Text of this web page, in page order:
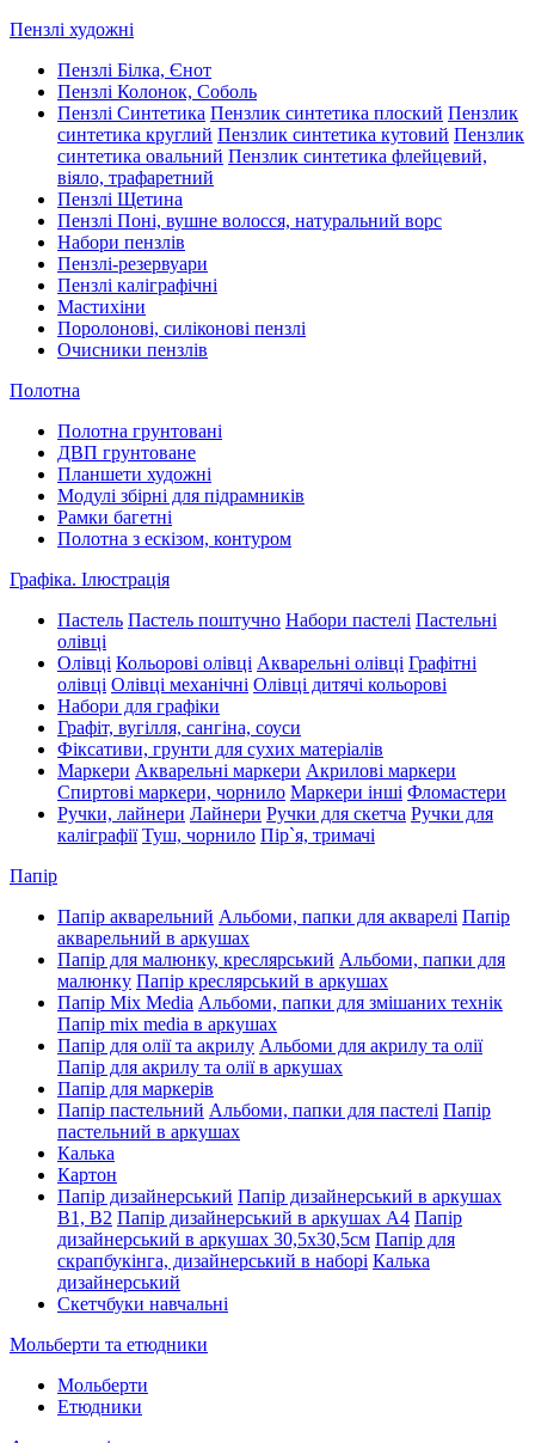
Пензлі художні
Пензлі Білка, Єнот
Пензлі Колонок, Соболь
Пензлі Синтетика Пензлик синтетика плоский Пензлик
синтетика круглий Пензлик синтетика кутовий Пензлик
синтетика овальний Пензлик синтетика флейцевий,
віяло, трафаретний
Пензлі Щетина
Пензлі Поні, вушне волосся, натуральний ворс
Набори пензлів
Пензлі-резервуари
Пензлі каліграфічні
Мастихіни
Поролонові, силіконові пензлі
Очисники пензлів
Полотна
Полотна грунтовані
ДВП грунтоване
Планшети художні
Модулі збірні для підрамників
Рамки багетні
Полотна з ескізом, контуром
Графіка. Ілюстрація
Пастель Пастель поштучно Набори пастелі Пастельні
олівці
Олівці Кольорові олівці Акварельні олівці Графітні
олівці Олівці механічні Олівці дитячі кольорові
Набори для графіки
Графіт, вугілля, сангіна, соуси
Фіксативи, грунти для сухих матеріалів
Маркери Акварельні маркери Акрилові маркери
Спиртові маркери, чорнило Маркери інші Фломастери
Ручки, лайнери Лайнери Ручки для скетча Ручки для
каліграфії Туш, чорнило Пір`я, тримачі
Папір
Папір акварельний Альбоми, папки для акварелі Папір
акварельний в аркушах
Папір для малюнку, креслярський Альбоми, папки для
малюнку Папір креслярський в аркушах
Папір Mix Media Альбоми, папки для змішаних технік
Папір mix media в аркушах
Папір для олії та акрилу Альбоми для акрилу та олії
Папір для акрилу та олії в аркушах
Папір для маркерів
Папір пастельний Альбоми, папки для пастелі Папір
пастельний в аркушах
Калька
Картон
Папір дизайнерський Папір дизайнерський в аркушах
В1, В2 Папір дизайнерський в аркушах А4 Папір
дизайнерський в аркушах 30,5х30,5см Папір для
скрапбукінга, дизайнерський в наборі Калька
дизайнерський
Скетчбуки навчальні
Мольберти та етюдники
Мольберти
Етюдники